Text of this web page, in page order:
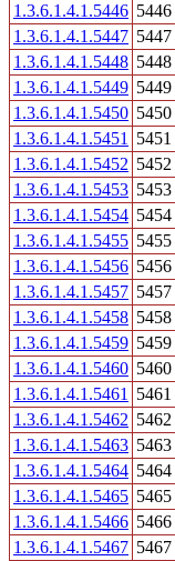
1.3.6.1.4.1.5446 5446
1.3.6.1.4.1.5447 5447
1.3.6.1.4.1.5448 5448
1.3.6.1.4.1.5449 5449
1.3.6.1.4.1.5450 5450
1.3.6.1.4.1.5451
5451
1.3.6.1.4.1.5452 5452
1.3.6.1.4.1.5453 5453
1.3.6.1.4.1.5454 5454
1.3.6.1.4.1.5455 5455
1.3.6.1.4.1.5456 5456
1.3.6.1.4.1.5457 5457
1.3.6.1.4.1.5458 5458
1.3.6.1.4.1.5459 5459
1.3.6.1.4.1.5460 5460
1.3.6.1.4.1.5461
5461
1.3.6.1.4.1.5462 5462
1.3.6.1.4.1.5463 5463
1.3.6.1.4.1.5464 5464
1.3.6.1.4.1.5465 5465
1.3.6.1.4.1.5466 5466
1.3.6.1.4.1.5467 5467